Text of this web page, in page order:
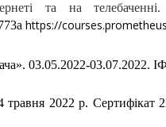
та на
https://
03.05.2022-03.07.2022.
2022 р. Сертифікат